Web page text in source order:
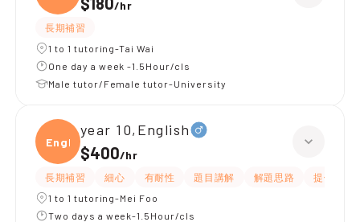
/hr
長期補習
1 to 1 tutoring-Tai Wai
One day a week -1.5Hour/cls
Male tutor/Female tutor-University
Engli
year 10,English
$400/hr
長期補習 細心 有耐性 題目講解 解題思路
提供練習
1 to 1 tutoring-Mei Foo
Two days a week-1.5Hour/cls